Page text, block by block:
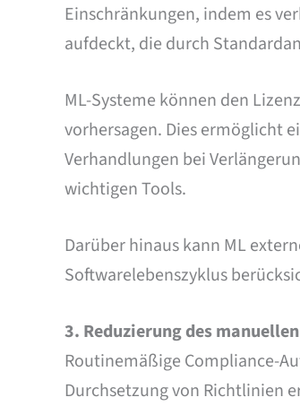
Einschränkungen, indem es
aufdeckt, die durch
ML-Systeme können den
vorhersagen. Dies ermöglicht
Verhandlungen bei
wichtigen Tools.
Darüber hinaus kann ML
Softwarelebenszyklus
3. Reduzierung des
Routinemäßige Compliance-
Durchsetzung von Richtlinien